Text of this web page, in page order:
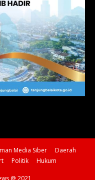
Media Siber
Daerah
Politik Hukum
@ 2021